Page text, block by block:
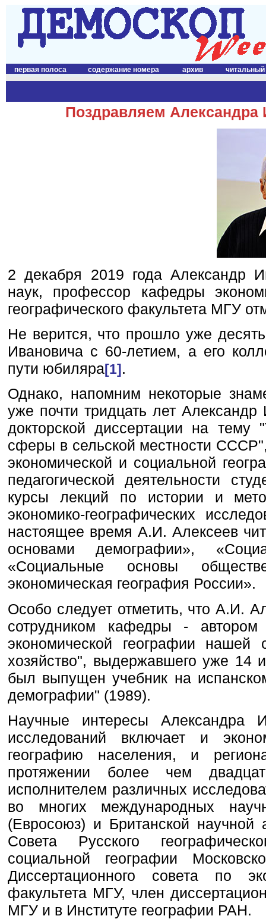
первая полоса содержание номера архив читальный
Поздравляем Александра
2 декабря 2019 года Александр
наук, профессор кафедры
географического факультета МГУ
Не верится, что прошло уже
Ивановича с 60-летием, а его
пути юбиляра[1].
Однако, напомним некоторые
уже почти тридцать лет
докторской диссертации на тему
сферы в сельской местности
экономической и социальной
педагогической деятельности
курсы лекций по истории и
экономико-географических
настоящее время А.И. Алексеев
основами демографии»,
«Социальные основы
экономическая география России».
Особо следует отметить, что А.И.
сотрудником кафедры - автором
экономической географии
хозяйство", выдержавшего уже 14
был выпущен учебник на
демографии" (1989).
Научные интересы Александра
исследований включает и
географию населения, и
протяжении более чем
исполнителем различных
во многих международных
(Евросоюз) и Британской
Совета Русского
социальной географии
Диссертационного совета по
факультета МГУ, член
МГУ и в Институте географии РАН.